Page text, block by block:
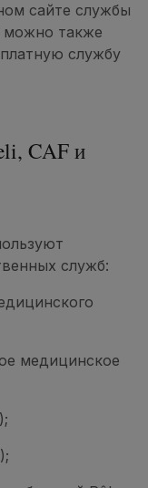
сайте службы
можно также
службу
CAF и
служб:
медицинское